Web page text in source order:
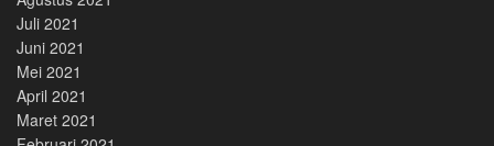
Juli 2021
Juni 2021
Mei 2021
April 2021
Maret 2021